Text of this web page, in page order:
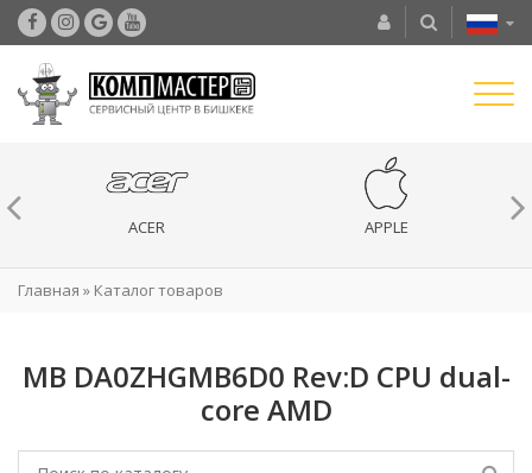
ACER APPLE
Главная » Каталог товаров
MB DA0ZHGMB6D0 Rev:D CPU dual-
core AMD